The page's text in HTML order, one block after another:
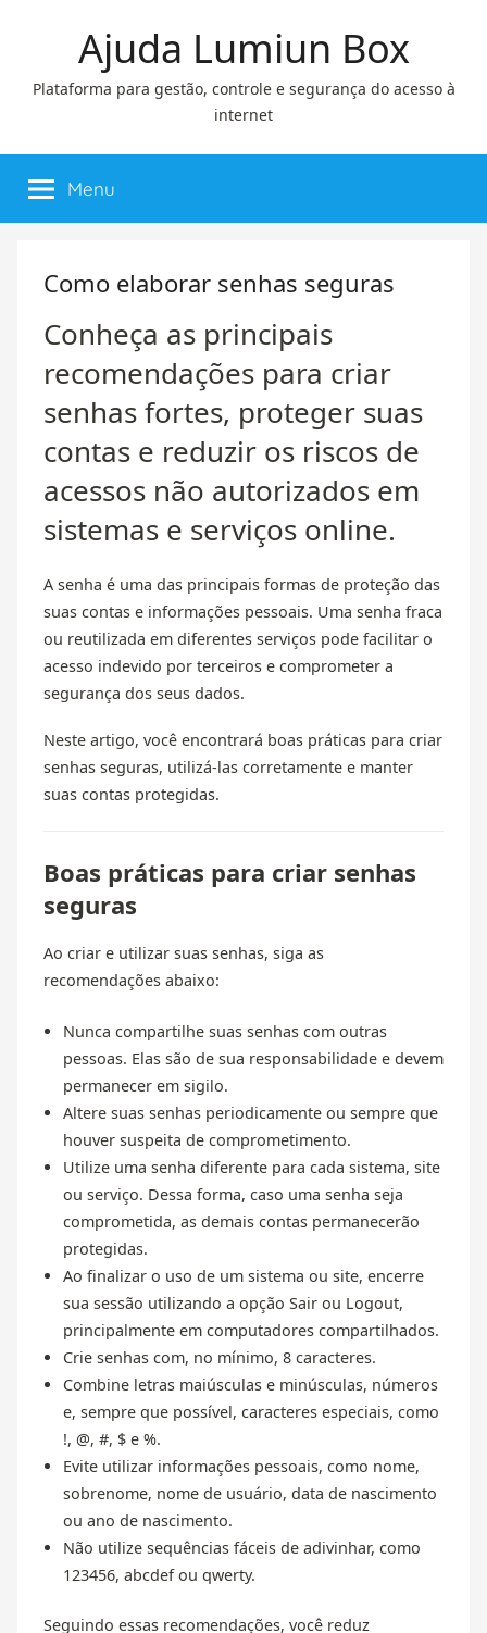
Ajuda Lumiun Box
Plataforma para gestão, controle e segurança do acesso à
internet
Menu
Como elaborar senhas seguras
Conheça as principais
recomendações para criar
senhas fortes, proteger suas
contas e reduzir os riscos de
acessos não autorizados em
sistemas e serviços online.
A senha é uma das principais formas de proteção das
suas contas e informações pessoais. Uma senha fraca
ou reutilizada em diferentes serviços pode facilitar o
acesso indevido por terceiros e comprometer a
segurança dos seus dados.
Neste artigo, você encontrará boas práticas para criar
senhas seguras, utilizá-las corretamente e manter
suas contas protegidas.
Boas práticas para criar senhas
seguras
Ao criar e utilizar suas senhas, siga as
recomendações abaixo:
Nunca compartilhe suas senhas com outras
pessoas. Elas são de sua responsabilidade e devem
permanecer em sigilo.
Altere suas senhas periodicamente ou sempre que
houver suspeita de comprometimento.
Utilize uma senha diferente para cada sistema, site
ou serviço. Dessa forma, caso uma senha seja
comprometida, as demais contas permanecerão
protegidas.
Ao finalizar o uso de um sistema ou site, encerre
sua sessão utilizando a opção Sair ou Logout,
principalmente em computadores compartilhados.
Crie senhas com, no mínimo, 8 caracteres.
Combine letras maiúsculas e minúsculas, números
e, sempre que possível, caracteres especiais, como
!, @, #, $ e %.
Evite utilizar informações pessoais, como nome,
sobrenome, nome de usuário, data de nascimento
ou ano de nascimento.
Não utilize sequências fáceis de adivinhar, como
123456, abcdef ou qwerty.
Seguindo essas recomendações, você reduz